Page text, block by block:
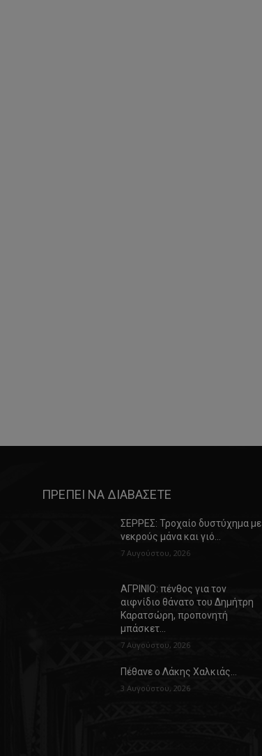
ΠΡΕΠΕΙ ΝΑ ΔΙΑΒΑΣΕΤΕ
ΣΕΡΡΕΣ: Τροχαίο δυστύχημα με
νεκρούς μάνα και γιό…
7 Αυγούστου, 2026
ΑΓΡΙΝΙΟ: πένθος για τον
αιφνίδιο θάνατο του Δημήτρη
Καρατσώρη, προπονητή
μπάσκετ…
7 Αυγούστου, 2026
Πέθανε ο Λάκης Χαλκιάς…
3 Αυγούστου, 2026